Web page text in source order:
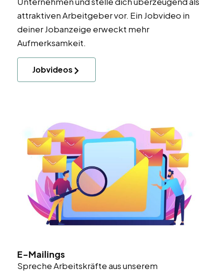
attraktiven Arbeitgeber vor. Ein Jobvideo in
deiner Jobanzeige erweckt mehr
Aufmerksamkeit.
Jobvideos
E-Mailings
Spreche Arbeitskräfte aus unserem